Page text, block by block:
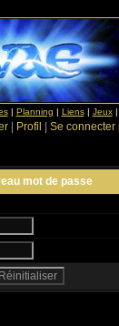
| Planning | Liens| Jeux|
Profil Se connecter
mot de passe